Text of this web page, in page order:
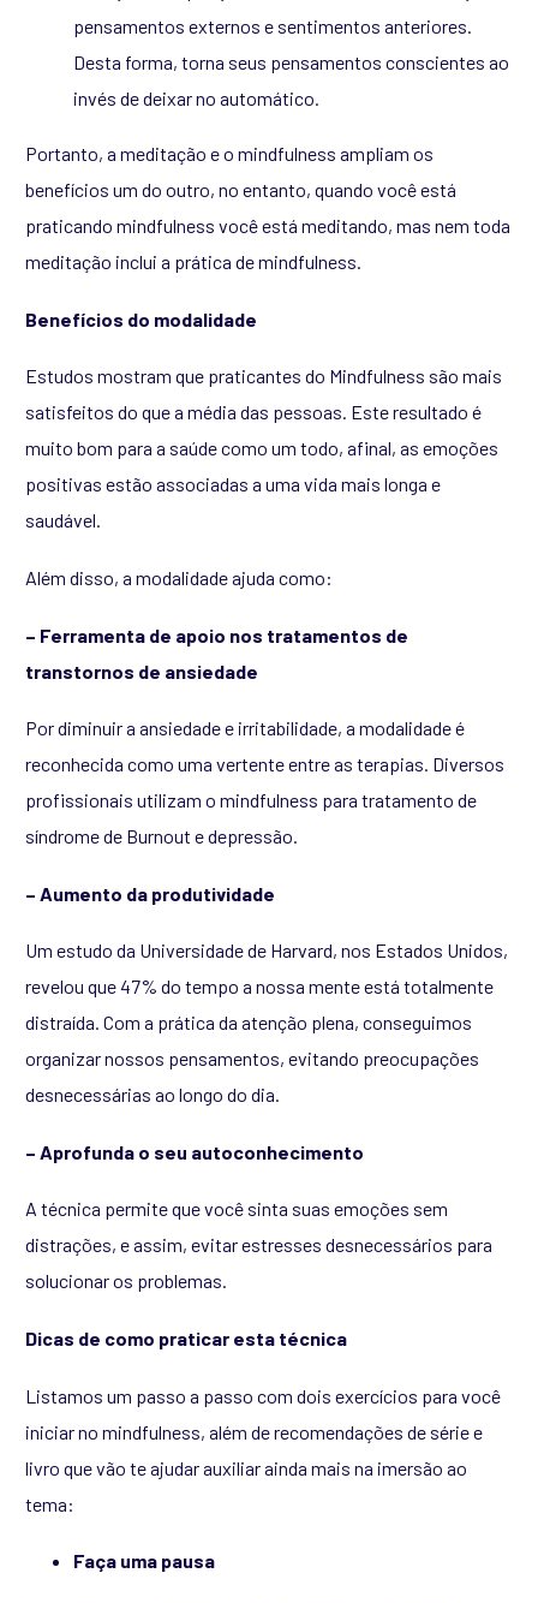
pensamentos externos e sentimentos anteriores.
Desta forma, torna seus pensamentos conscientes ao
invés de deixar no automático.
Portanto, a meditação e o mindfulness ampliam os
benefícios um do outro, no entanto, quando você está
praticando mindfulness você está meditando, mas nem toda
meditação inclui a prática de mindfulness.
Benefícios do modalidade
Estudos mostram que praticantes do Mindfulness são mais
satisfeitos do que a média das pessoas. Este resultado é
muito bom para a saúde como um todo, afinal, as emoções
positivas estão associadas a uma vida mais longa e
saudável.
Além disso, a modalidade ajuda como:
– Ferramenta de apoio nos tratamentos de
transtornos de ansiedade
Por diminuir a ansiedade e irritabilidade, a modalidade é
reconhecida como uma vertente entre as terapias. Diversos
profissionais utilizam o mindfulness para tratamento de
síndrome de Burnout e depressão.
– Aumento da produtividade
Um estudo da Universidade de Harvard, nos Estados Unidos,
revelou que 47% do tempo a nossa mente está totalmente
distraída. Com a prática da atenção plena, conseguimos
organizar nossos pensamentos, evitando preocupações
desnecessárias ao longo do dia.
– Aprofunda o seu autoconhecimento
A técnica permite que você sinta suas emoções sem
distrações, e assim, evitar estresses desnecessários para
solucionar os problemas.
Dicas de como praticar esta técnica
Listamos um passo a passo com dois exercícios para você
iniciar no mindfulness, além de recomendações de série e
livro que vão te ajudar auxiliar ainda mais na imersão ao
tema:
Faça uma pausa